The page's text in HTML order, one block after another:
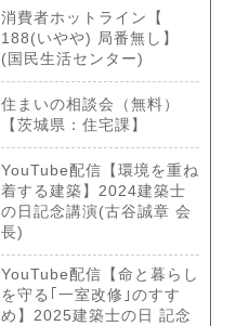
消費者ホットライン【
188(いやや) 局番無し】
(国民生活センター)
住まいの相談会（無料）
【茨城県：住宅課】
YouTube配信【環境を重ね
着する建築】2024建築士
の日記念講演(古谷誠章 会
長)
YouTube配信【命と暮らし
を守る｢一室改修｣のすす
め】2025建築士の日 記念